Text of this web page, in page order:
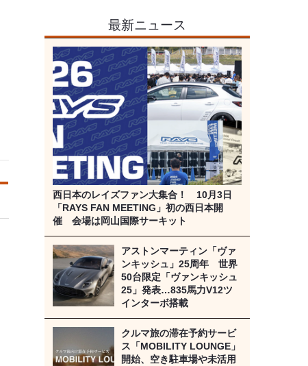
最新ニュース
西日本のレイズファン大集合！ 10月3日
「RAYS FAN MEETING」初の西日本開
催 会場は岡山国際サーキット
アストンマーティン「ヴァ
ンキッシュ」25周年 世界
50台限定「ヴァンキッシュ
25」発表…835馬力V12ツ
インターボ搭載
クルマ旅の滞在予約サービ
ス「MOBILITY LOUNGE」
開始、空き駐車場や未活用